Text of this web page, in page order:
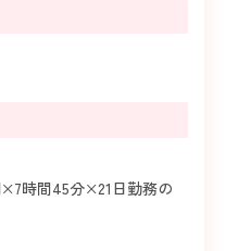
時間45分×21日勤務の